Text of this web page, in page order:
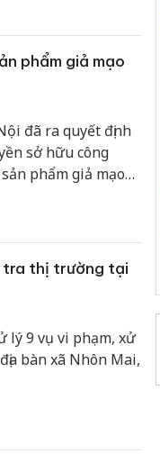
phẩm giả mạo
đã ra quyết định
sở hữu công
phẩm giả mạo
tra thị trường tại
lý 9 vụ vi phạm, xử
bàn xã Nhôn Mai,
Công an Thanh Hóa
bán yến sào giả
Thanh Hóa: Tìm bị
hại trong vụ án buôn